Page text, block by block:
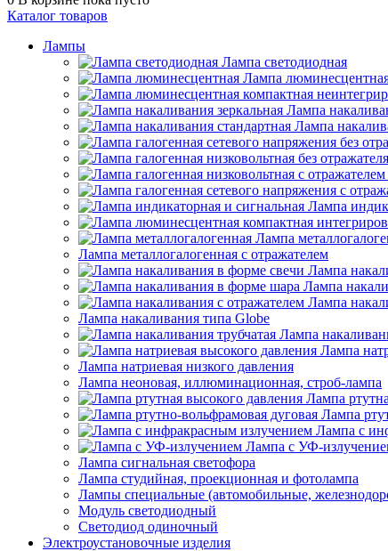
Каталог товаров
Лампы
Лампа светодиодная
Лампа
Лампа
Лампа
Лампа
Лампа
Лампа металлогалогенная с отражателем
Лампа
Лампа
Лампа
Лампа накаливания типа Globe
Лампа
Лампа
Лампа натриевая низкого давления
Лампа неоновая, иллюминационная, строб-лампа
Лампа
Лампа
Лампа с
Лампа с УФ-
Лампа сигнальная светофора
Лампа студийная, проекционная и фотолампа
Лампы специальные (автомобильные,
Модуль светодиодный
Светодиод одиночный
Электроустановочные изделия